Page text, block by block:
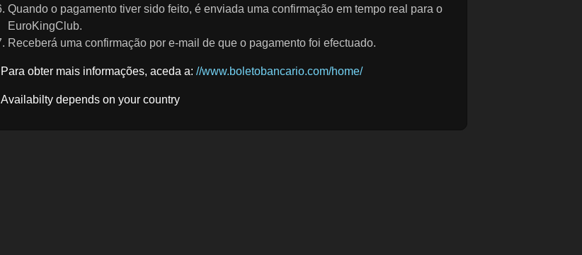
Quando o pagamento tiver sido feito, é enviada uma confirmação em tempo real para o
EuroKingClub.
Receberá uma confirmação por e-mail de que o pagamento foi efectuado.
Para obter mais informações, aceda a: //www.boletobancario.com/home/
Availabilty depends on your country